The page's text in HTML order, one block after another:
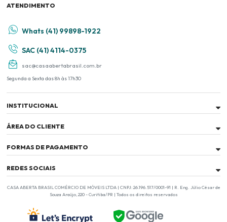
ATENDIMENTO
Whats (41) 99898-1922
SAC (41) 4114-0375
sac@casaabertabrasil.com.br
Segunda a Sexta das 8h às 17h30
INSTITUCIONAL
ÁREA DO CLIENTE
FORMAS DE PAGAMENTO
REDES SOCIAIS
CASA ABERTA BRASIL COMÉRCIO DE MÓVEIS LTDA | CNPJ: 26.196.517/0001-91 | R. Eng. Júlio César de
Souza Araújo, 220 - Curitiba/PR | Todos os direitos reservados